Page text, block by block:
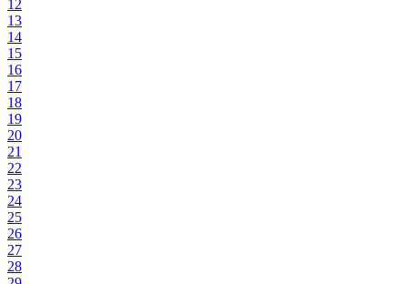
12
13
14
15
16
17
18
19
20
21
22
23
24
25
26
27
28